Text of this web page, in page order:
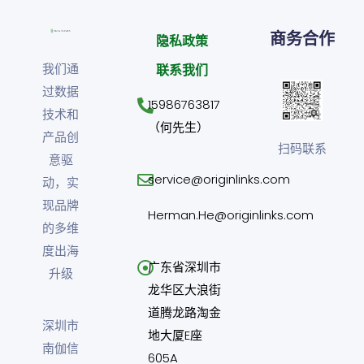
我们通
过数据
技术和
产品创
意驱
动，实
现品牌
的多维
度出海
升级
深圳市
南伽信
隐私政策
联系我们
15986763817
（何先生）
service@originlinks.com
Herman.He@originlinks.com
广东省深圳市
龙华区大浪街
道腾龙路淘金
地大厦E座
605A
商务合作
扫码联系